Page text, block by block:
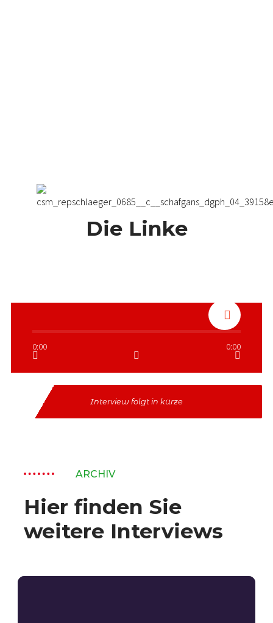
Die Linke
0:00 0:00
Interview folgt in kürze
ARCHIV
Hier finden Sie
weitere Interviews